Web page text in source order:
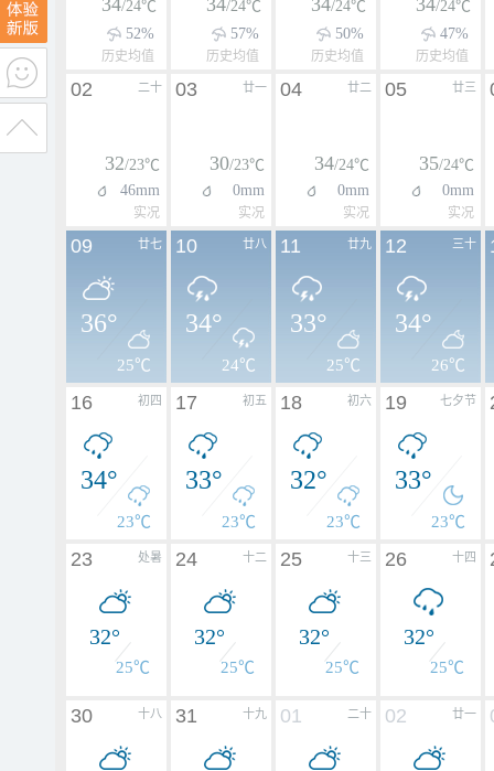
34/24℃
52%
历史均值
34/24℃
57%
历史均值
34/24℃
50%
历史均值
34/24℃
47%
历史均值
二十
02
32/23℃
46mm
实况
廿一
03
30/23℃
0mm
实况
廿二
04
34/24℃
0mm
实况
廿三
05
35/24℃
0mm
实况
廿七
09
36°
25℃
廿八
10
34°
24℃
廿九
11
33°
25℃
三十
12
34°
26℃
初四
16
34°
23℃
初五
17
33°
23℃
初六
18
32°
23℃
七夕节
19
33°
23℃
处暑
23
32°
25℃
十二
24
32°
25℃
十三
25
32°
25℃
十四
26
32°
25℃
十八
30 十九
31 二十
01 廿一
02